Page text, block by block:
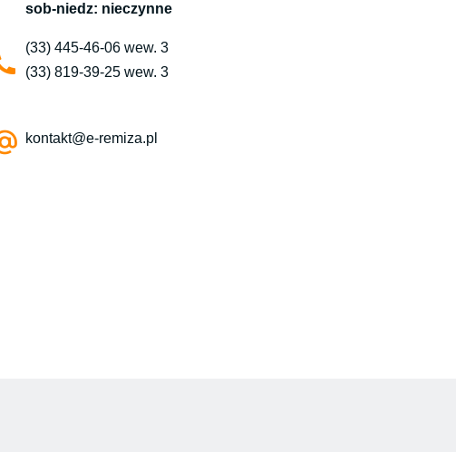
sob-niedz: nieczynne
(33) 445-46-06 wew. 3
(33) 819-39-25 wew. 3
kontakt@e-remiza.pl​